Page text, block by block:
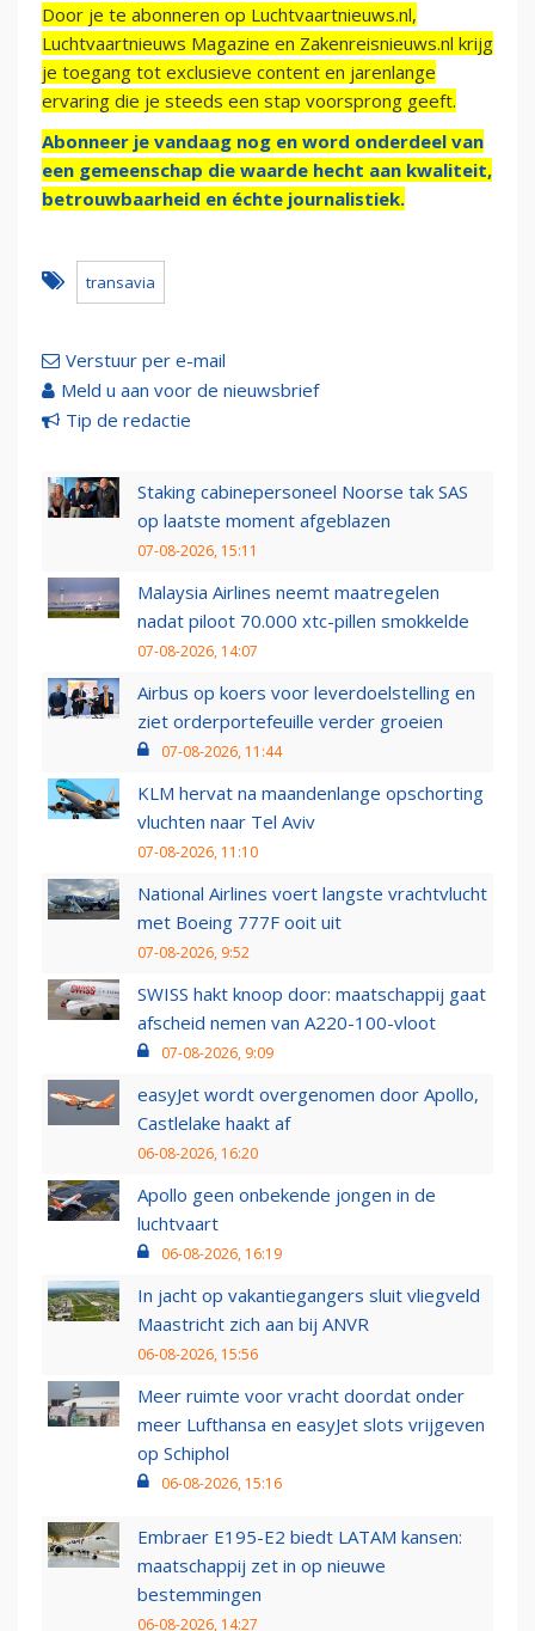
Door je te abonneren op Luchtvaartnieuws.nl,
Luchtvaartnieuws Magazine en Zakenreisnieuws.nl krijg
je toegang tot exclusieve content en jarenlange
ervaring die je steeds een stap voorsprong geeft.
Abonneer je vandaag nog en word onderdeel van
een gemeenschap die waarde hecht aan kwaliteit,
betrouwbaarheid en échte journalistiek.
transavia
Verstuur per e-mail
Meld u aan voor de nieuwsbrief
Tip de redactie
Staking cabinepersoneel Noorse tak SAS
op laatste moment afgeblazen
07-08-2026, 15:11
Malaysia Airlines neemt maatregelen
nadat piloot 70.000 xtc-pillen smokkelde
07-08-2026, 14:07
Airbus op koers voor leverdoelstelling en
ziet orderportefeuille verder groeien
07-08-2026, 11:44
KLM hervat na maandenlange opschorting
vluchten naar Tel Aviv
07-08-2026, 11:10
National Airlines voert langste vrachtvlucht
met Boeing 777F ooit uit
07-08-2026, 9:52
SWISS hakt knoop door: maatschappij gaat
afscheid nemen van A220-100-vloot
07-08-2026, 9:09
easyJet wordt overgenomen door Apollo,
Castlelake haakt af
06-08-2026, 16:20
Apollo geen onbekende jongen in de
luchtvaart
06-08-2026, 16:19
In jacht op vakantiegangers sluit vliegveld
Maastricht zich aan bij ANVR
06-08-2026, 15:56
Meer ruimte voor vracht doordat onder
meer Lufthansa en easyJet slots vrijgeven
op Schiphol
06-08-2026, 15:16
Embraer E195-E2 biedt LATAM kansen:
maatschappij zet in op nieuwe
bestemmingen
06-08-2026, 14:27